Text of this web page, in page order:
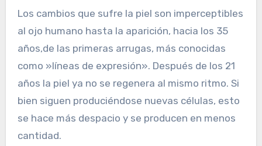
Los cambios que sufre la piel son imperceptibles
al ojo humano hasta la aparición, hacia los 35
años,de las primeras arrugas, más conocidas
como »líneas de expresión». Después de los 21
años la piel ya no se regenera al mismo ritmo. Si
bien siguen produciéndose nuevas células, esto
se hace más despacio y se producen en menos
cantidad.